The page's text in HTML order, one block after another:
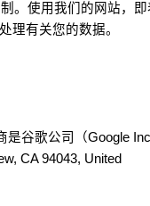
。使用我们的网站，即
理有关您的数据。
是谷歌公司（Google
CA 94043, United